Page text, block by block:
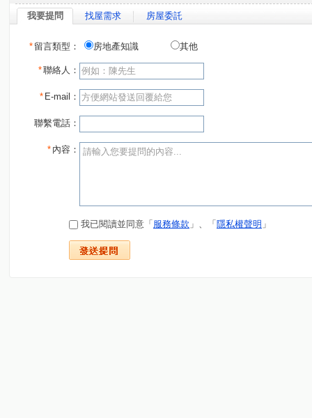
我要提問 找屋需求 房屋委託
* 留言類型： 房地產知識 其他
*聯絡人：
* E-mail：
聯繫電話：
* 內容：
我已閱讀並同意「 服務條款 」、「 隱私權聲明 」